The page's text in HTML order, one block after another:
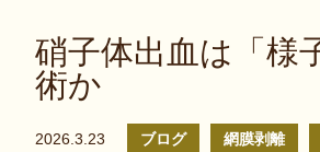
硝子体出血は「
術か
2026.3.23 ブログ 網膜剥離